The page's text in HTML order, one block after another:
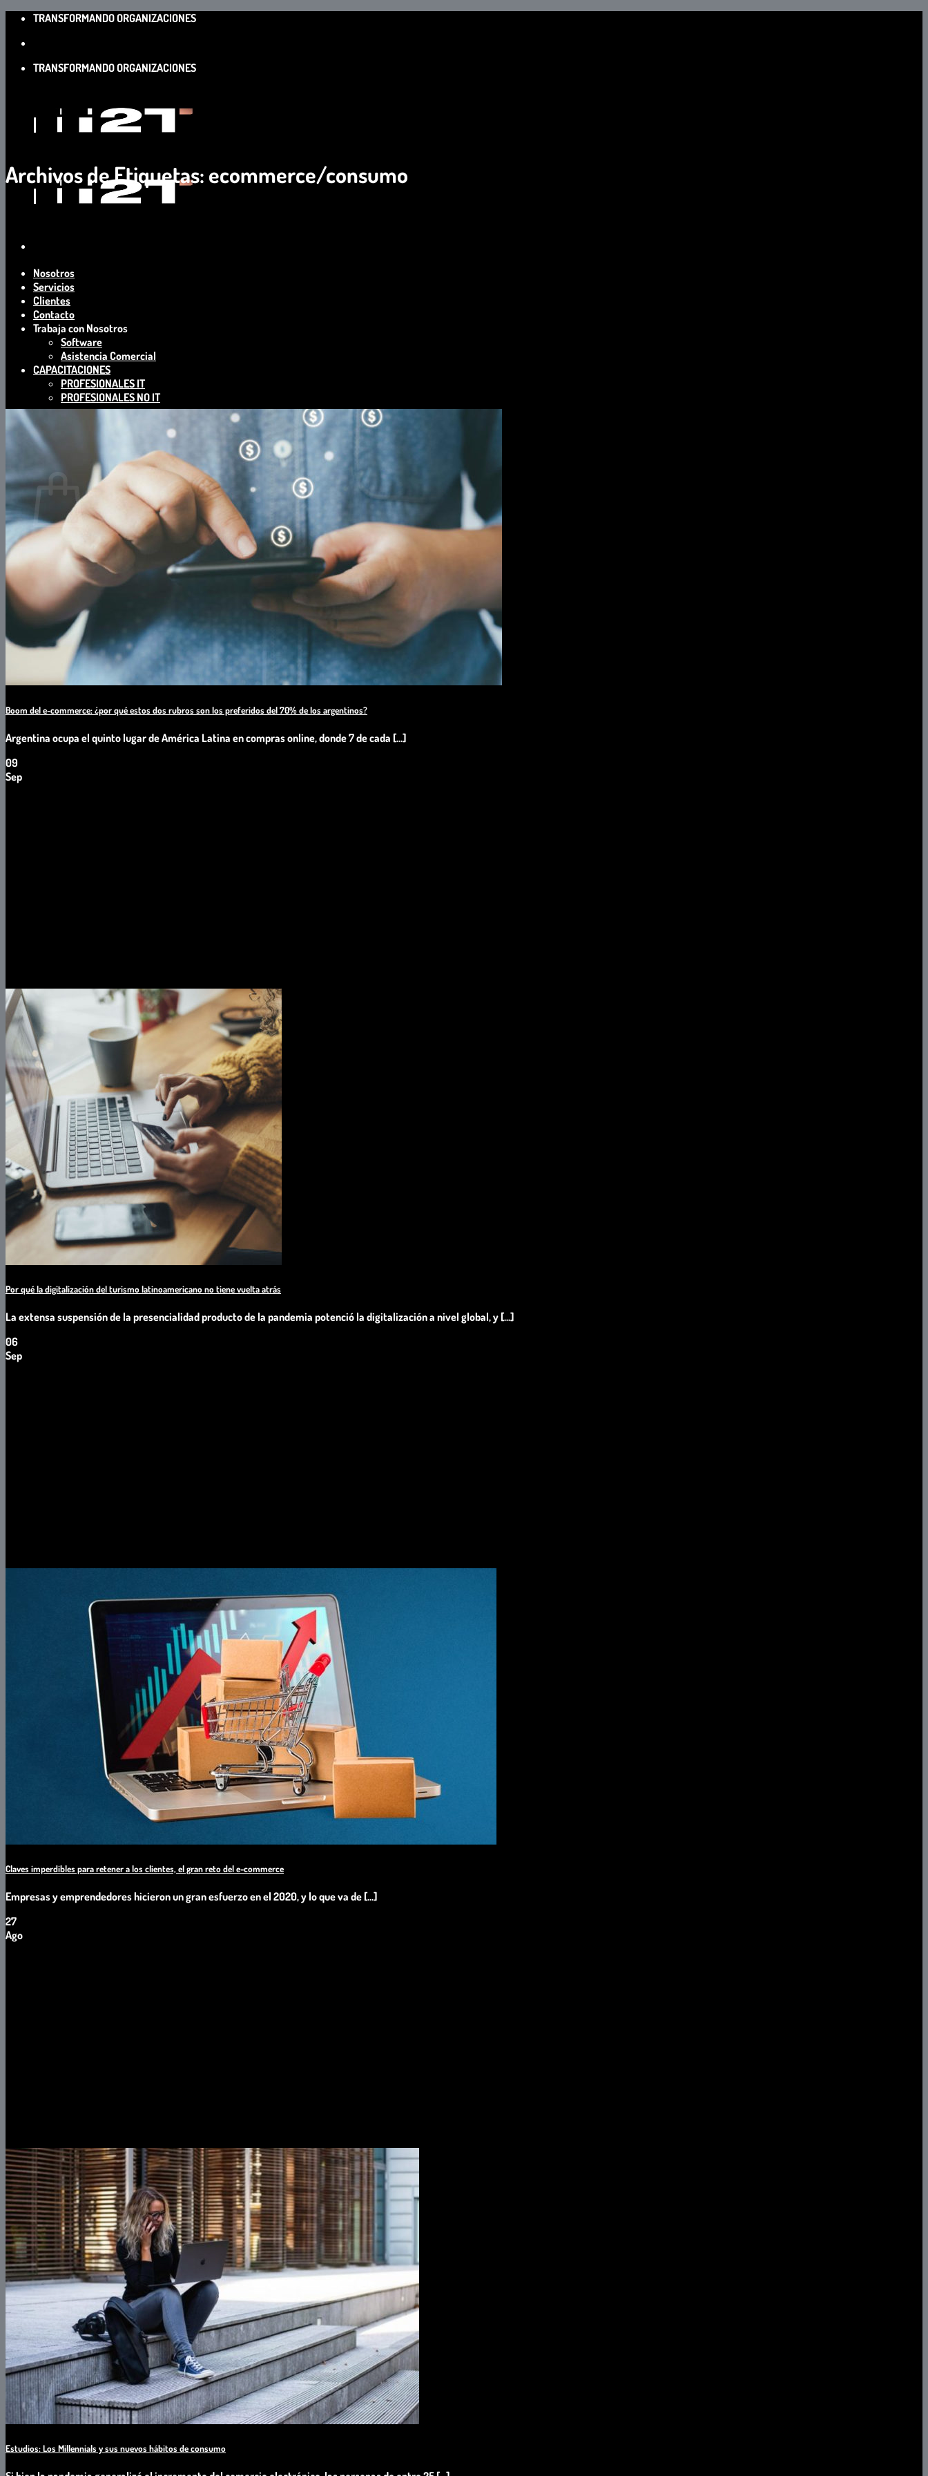
Saltar
contenido
TRANSFORMANDO ORGANIZACIONES
TRANSFORMANDO ORGANIZACIONES
Nosotros
Servicios
Clientes
Contacto
Trabaja con Nosotros
Software
Asistencia Comercial
CAPACITACIONES
PROFESIONALES IT
PROFESIONALES NO IT
Buscar
por:
0
No hay productos en el carrito.
Archivos de Etiquetas:ecommerce/consumo
Boom del e-commerce: ¿por qué estos dos rubros son los preferidos del 70% de los argentinos?
Argentina ocupa el quinto lugar de América Latina en compras online, donde 7 de cada [...]
09
Sep
Por qué la digitalización del turismo latinoamericano no tiene vuelta atrás
La extensa suspensión de la presencialidad producto de la pandemia potenció la digitalización a nivel global, y [...]
06
Sep
Claves imperdibles para retener a los clientes, el gran reto del e-commerce
Empresas y emprendedores hicieron un gran esfuerzo en el 2020, y lo que va de [...]
27
Ago
Estudios: Los Millennials y sus nuevos hábitos de consumo